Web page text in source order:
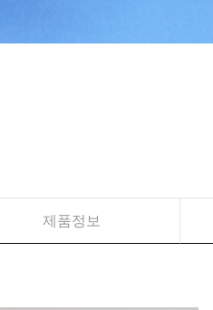
제품정보